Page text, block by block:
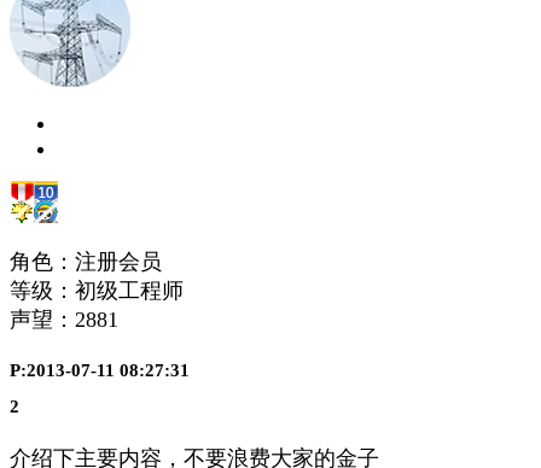
角色：注册会员
等级：初级工程师
声望： 2881
P:2013-07-11 08:27:31
2
介绍下主要内容，不要浪费大家的金子